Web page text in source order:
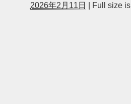
2026年2月11日
Full size is